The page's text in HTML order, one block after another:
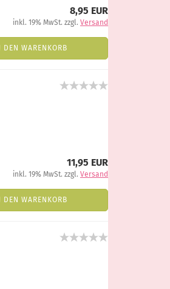
8,95 EUR
inkl. 19% MwSt. zzgl. Versand
DEN WARENKORB
11,95 EUR
inkl. 19% MwSt. zzgl. Versand
DEN WARENKORB